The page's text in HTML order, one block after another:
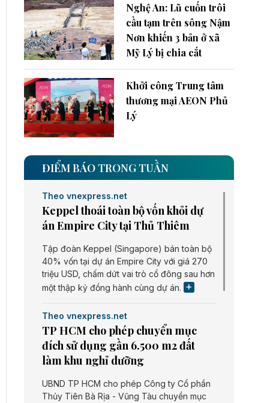
Nghệ An: Lũ cuốn trôi
cầu tạm trên sông Nậm
Nơn khiến 3 bản ở xã
Mỹ Lý bị chia cắt
Khởi công Trung tâm
thương mại AEON Phủ
Lý
ĐIỂM BÁO TRONG TUẦN
Theo vnexpress.net
Keppel thoái toàn bộ vốn khỏi dự
án Empire City tại Thủ Thiêm
Tập đoàn Keppel (Singapore) bán toàn bộ
40% vốn tại dự án Empire City với giá 270
triệu USD, chấm dứt vai trò cổ đông sau hơn
một thập kỷ đồng hành cùng dự án.
Theo vnexpress.net
TP HCM cho phép chuyển mục
đích sử dụng gần 6.500 m2 đất
làm khu nghỉ dưỡng
UBND TP HCM cho phép Công ty Cổ phần
Thủy Tiên Bà Rịa - Vũng Tàu chuyển mục